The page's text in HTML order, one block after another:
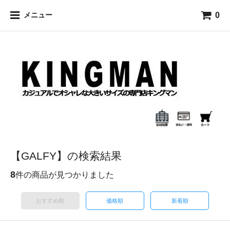
メニュー 0
【GALFY】の検索結果
8件の商品が見つかりました
おすすめ順 価格順 新着順